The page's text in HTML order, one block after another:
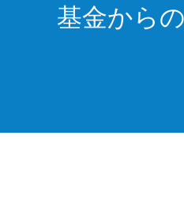
基金から